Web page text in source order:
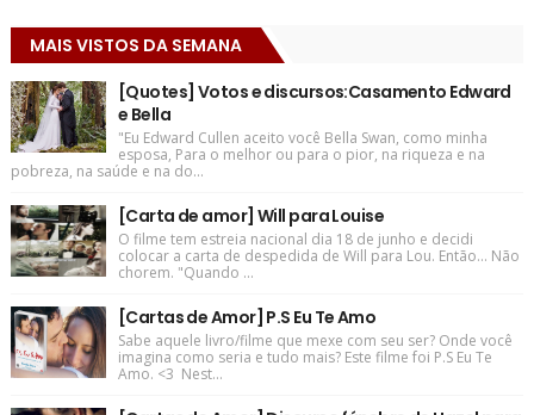
MAIS VISTOS DA SEMANA
[Quotes] Votos e discursos:Casamento Edward
e Bella
"Eu Edward Cullen aceito você Bella Swan, como minha
esposa, Para o melhor ou para o pior, na riqueza e na
pobreza, na saúde e na do...
[Carta de amor] Will para Louise
O filme tem estreia nacional dia 18 de junho e decidi
colocar a carta de despedida de Will para Lou. Então... Não
chorem. "Quando ...
[Cartas de Amor] P.S Eu Te Amo
Sabe aquele livro/filme que mexe com seu ser? Onde você
imagina como seria e tudo mais? Este filme foi P.S Eu Te
Amo. <3 Nest...